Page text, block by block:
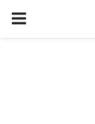
PRIMARY